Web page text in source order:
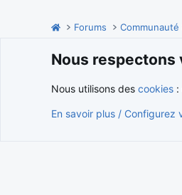
Forums
Cookies
Nous respectons
Nous utilisons des cookies :
En savoir plus / Configurez